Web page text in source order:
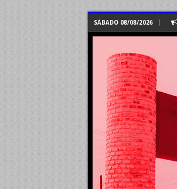
SÁBADO 08/08/2026